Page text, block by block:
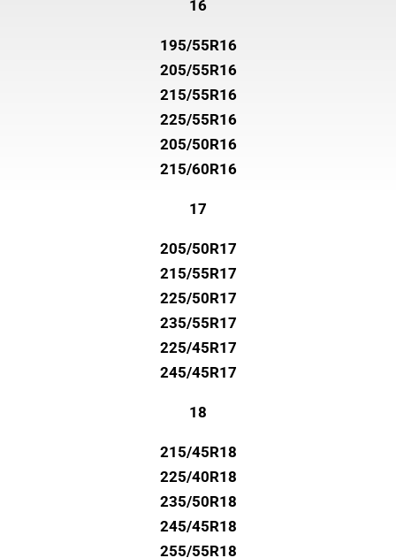
16
195/55R16
205/55R16
215/55R16
225/55R16
205/50R16
215/60R16
17
205/50R17
215/55R17
225/50R17
235/55R17
225/45R17
245/45R17
18
215/45R18
225/40R18
235/50R18
245/45R18
255/55R18